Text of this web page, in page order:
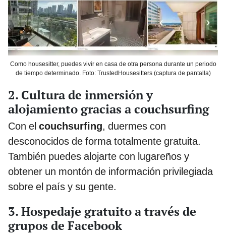
Como housesitter, puedes vivir en casa de otra persona durante un periodo
de tiempo determinado. Foto: TrustedHousesitters (captura de pantalla)
2. Cultura de inmersión y
alojamiento gracias a couchsurfing
Con el couchsurfing, duermes con
desconocidos de forma totalmente gratuita.
También puedes alojarte con lugareños y
obtener un montón de información privilegiada
sobre el país y su gente.
3. Hospedaje gratuito a través de
grupos de Facebook